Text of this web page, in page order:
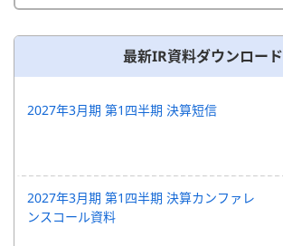
最新IR資料ダウンロード
2027年3月期 第1四半期 決算短信
2027年3月期 第1四半期 決算カンファレ
ンスコール資料